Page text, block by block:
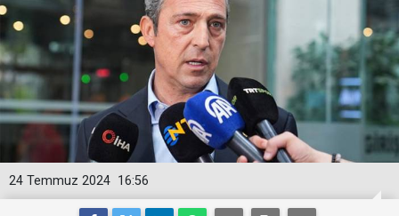
16:56
24 Temmuz 2024